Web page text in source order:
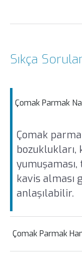
Sıkça
Çomak Parmak
Çomak
bozuklukları,
yumuşaması,
kavis alması
anlaşılabilir.
Çomak Parmak